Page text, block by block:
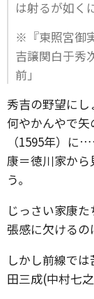
は射るが如
※『東照宮御
吉譲関白于秀
前」
秀吉の野望にし
何やかんやで
（1595年）に
康＝徳川家か
う。
じっさい家康
張感に欠けるの
しかし前線で
田三成(中村七